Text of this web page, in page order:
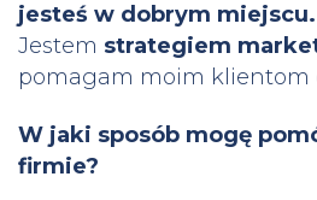
jesteś w dobrym miejscu.
Jestem strategiem
pomagam moim klientom
W jaki sposób mogę
firmie?